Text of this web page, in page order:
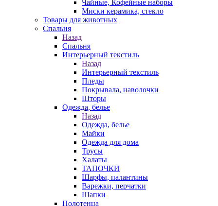
Чайные, Кофейные наборы
Миски керамика, стекло
Товары для животных
Спальня
Назад
Спальня
Интерьерный текстиль
Назад
Интерьерный текстиль
Пледы
Покрывала, наволочки
Шторы
Одежда, белье
Назад
Одежда, белье
Майки
Одежда для дома
Трусы
Халаты
ТАПОЧКИ
Шарфы, палантины
Варежки, перчатки
Шапки
Полотенца